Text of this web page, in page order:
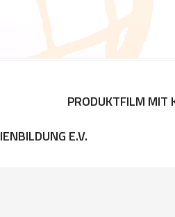
PRODUKTFILM MIT
E.V.